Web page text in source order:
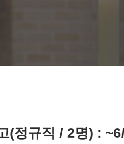
(정규직 / 2명) :